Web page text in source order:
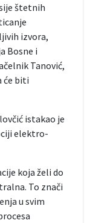
štetnih
izvora,
Bosne i
Tanović,
će biti
istakao je
elektro-
koja želi do
To znači
u svim